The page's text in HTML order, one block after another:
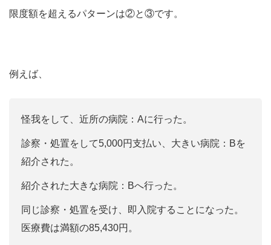
限度額を超えるパターンは②と③です。
例えば、
怪我をして、近所の病院：Aに行った。
診察・処置をして5,000円支払い、大きい病院：Bを
紹介された。
紹介された大きな病院：Bへ行った。
同じ診察・処置を受け、即入院することになった。
医療費は満額の85,430円。